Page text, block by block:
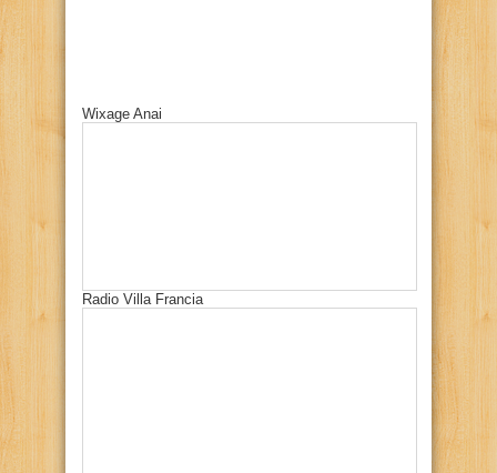
Wixage Anai
Radio Villa Francia